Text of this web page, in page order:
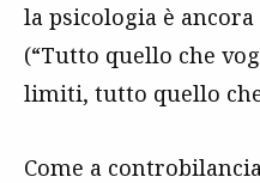
la psicologia è
(“Tutto quello che
limiti, tutto quello che
Come a